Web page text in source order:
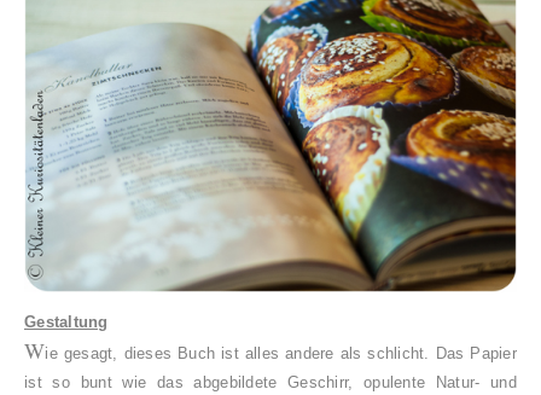
Gestaltung
Wie gesagt, dieses Buch ist alles andere als schlicht. Das Papier
ist so bunt wie das abgebildete Geschirr, opulente Natur- und